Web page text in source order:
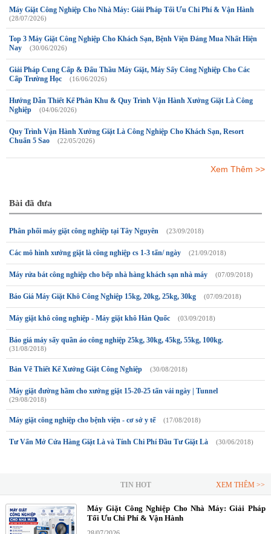
Máy Giặt Công Nghiệp Cho Nhà Máy: Giải Pháp Tối Ưu Chi Phí & Vận Hành
(28/07/2026)
Top 3 Máy Giặt Công Nghiệp Cho Khách Sạn, Bệnh Viện Đáng Mua Nhất Hiện
Nay
(30/06/2026)
Giải Pháp Cung Cấp & Đấu Thầu Máy Giặt, Máy Sấy Công Nghiệp Cho Các
Cấp Trường Học
(16/06/2026)
Hướng Dẫn Thiết Kế Phân Khu & Quy Trình Vận Hành Xưởng Giặt Là Công
Nghiệp
(04/06/2026)
Quy Trình Vận Hành Xưởng Giặt Là Công Nghiệp Cho Khách Sạn, Resort
Chuẩn 5 Sao
(22/05/2026)
Xem Thêm >>
Bài đã đưa
Phân phối máy giặt công nghiệp tại Tây Nguyên (23/09/2018)
Các mô hình xưởng giặt là công nghiệp cs 1-3 tấn/ ngày (21/09/2018)
Máy rửa bát công nghiệp cho bếp nhà hàng khách sạn nhà máy (07/09/2018)
Báo Giá Máy Giặt Khô Công Nghiệp 15kg, 20kg, 25kg, 30kg (07/09/2018)
Máy giặt khô công nghiệp - Máy giặt khô Hàn Quốc (03/09/2018)
Báo giá máy sấy quần áo công nghiệp 25kg, 30kg, 45kg, 55kg, 100kg.
(31/08/2018)
Bản Vẽ Thiết Kế Xưởng Giặt Công Nghiệp (30/08/2018)
Máy giặt đường hầm cho xưởng giặt 15-20-25 tấn vải ngày | Tunnel
(29/08/2018)
Máy giặt công nghiệp cho bệnh viện - cơ sở y tế (17/08/2018)
Tư Vấn Mở Cửa Hàng Giặt Là và Tính Chi Phí Đầu Tư Giặt Là (30/06/2018)
TIN HOT XEM THÊM >>
Máy Giặt Công Nghiệp Cho Nhà Máy: Giải Pháp
Tối Ưu Chi Phí & Vận Hành